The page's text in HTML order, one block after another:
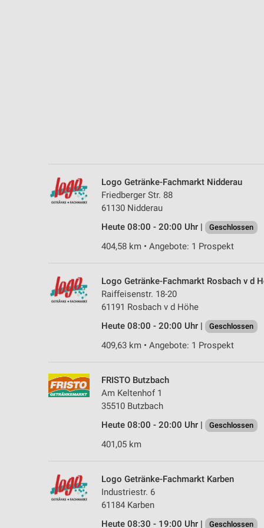
Logo Getränke-Fachmarkt Nidderau
Friedberger Str. 88
61130 Nidderau
Heute 08:00 - 20:00 Uhr |
Geschlossen
404,58 km • Angebote: 1 Prospekt
Logo Getränke-Fachmarkt Rosbach v d
Raiffeisenstr. 18-20
61191 Rosbach v d Höhe
Heute 08:00 - 20:00 Uhr |
Geschlossen
409,63 km • Angebote: 1 Prospekt
FRISTO Butzbach
Am Keltenhof 1
35510 Butzbach
Heute 08:00 - 20:00 Uhr |
Geschlossen
401,05 km
Logo Getränke-Fachmarkt Karben
Industriestr. 6
61184 Karben
Heute 08:30 - 19:00 Uhr |
Geschlossen
Notwendig